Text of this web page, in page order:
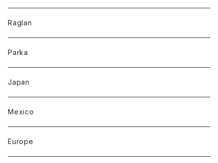
Raglan
Parka
Japan
Mexico
Europe